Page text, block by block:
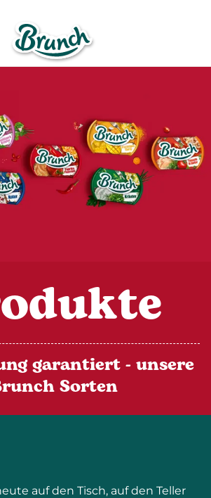
garantiert - unsere
Sorten
auf den Tisch, auf den Teller